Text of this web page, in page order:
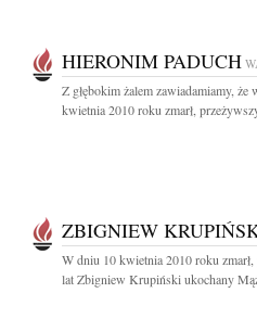
HIERONIM PADUCH
Z głębokim żalem zawiadamiamy, że
kwietnia 2010 roku zmarł,
ZBIGNIEW
W dniu 10 kwietnia 2010 roku
lat Zbigniew Krupiński ukochany